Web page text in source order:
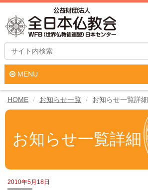
MENU
HOME お知らせ一覧 お知らせ一覧詳細
お知らせ一覧詳細
2010年5月18日